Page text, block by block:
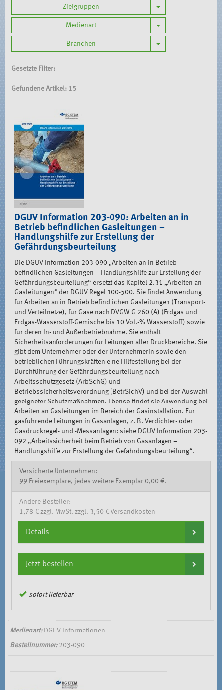
Zielgruppen Toggle Dropdown
Medienart Toggle Dropdown
Branchen Toggle Dropdown
Gesetzte Filter:
Gefundene Artikel: 15
DGUV Information 203-090: Arbeiten an in
Betrieb befindlichen Gasleitungen –
Handlungshilfe zur Erstellung der
Gefährdungsbeurteilung
Die DGUV Information 203-090 „Arbeiten an in Betrieb
befindlichen Gasleitungen – Handlungshilfe zur Erstellung der
Gefährdungsbeurteilung“ ersetzt das Kapitel 2.31 „Arbeiten an
Gasleitungen“ der DGUV Regel 100-500. Sie findet Anwendung
für Arbeiten an in Betrieb befindlichen Gasleitungen (Transport-
und Verteilnetze), für Gase nach DVGW G 260 (A) (Erdgas und
Erdgas-Wasserstoff-Gemische bis 10 Vol.-% Wasserstoff) sowie
für deren In- und Außerbetriebnahme. Sie enthält
Sicherheitsanforderungen für Leitungen aller Druckbereiche. Sie
gibt dem Unternehmer oder der Unternehmerin sowie den
betrieblichen Führungskräften eine Hilfestellung bei der
Durchführung der Gefährdungsbeurteilung nach
Arbeitsschutzgesetz (ArbSchG) und
Betriebssicherheitsverordnung (BetrSichV) und bei der Auswahl
geeigneter Schutzmaßnahmen. Ebenso findet sie Anwendung bei
Arbeiten an Gasleitungen im Bereich der Gasinstallation. Für
gasführende Leitungen in Gasanlagen, z. B. Verdichter- oder
Gasdruckregel- und -Messanlagen: siehe DGUV Information 203-
092 „Arbeitssicherheit beim Betrieb von Gasanlagen –
Handlungshilfe zur Erstellung der Gefährdungsbeurteilung“.
Versicherte Unternehmen:
99 Freiexemplare, jedes weitere Exemplar 0,00 €.
Andere Besteller:
1,78 € zzgl. MwSt. zzgl. 3,50 € Versandkosten
Details
Jetzt bestellen
sofort lieferbar
Medienart:DGUV Informationen
Bestellnummer:203-090